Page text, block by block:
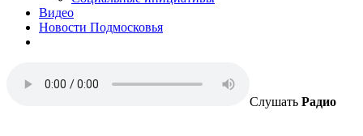
Видео
Новости Подмосковья
Слушать Радио